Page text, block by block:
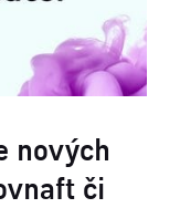
nových
či